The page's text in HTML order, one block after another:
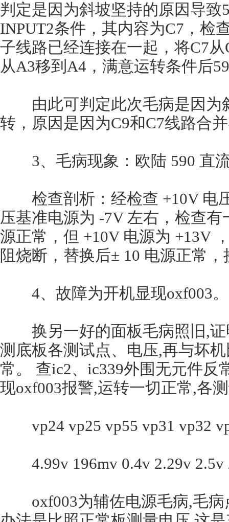
判定是因为斜坡坚持的原因导
INPUT2条件，其内容为C7，检
子线路已经连接在一起，将C7
从A3移到A4，满意运转条件后
由此可判定此次毛病是因为
转，原因是因为C9和C7线路合
3、毛病现象：欧陆 590 直
检查剖析：经检查 +10V 电
压基准电源为 -7V 左右，检查
源正常，但 +10V 电源为 +13V
阻烧断，替换后± 10 电源正常
4、故障为开机显现oxf003。
换另一好的面板毛病照旧,证
测底板各测试点、电压,再与坏
常。 查ic2、ic339外围无元件反
现oxf003报警,运转一切正常,各
vp24 vp25 vp55 vp31 vp32
4.99v 196mv 0.4v 2.29v 2.5v
oxf003为辅佐电源毛病,毛病